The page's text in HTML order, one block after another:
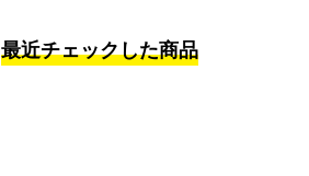
最近チェックした商品